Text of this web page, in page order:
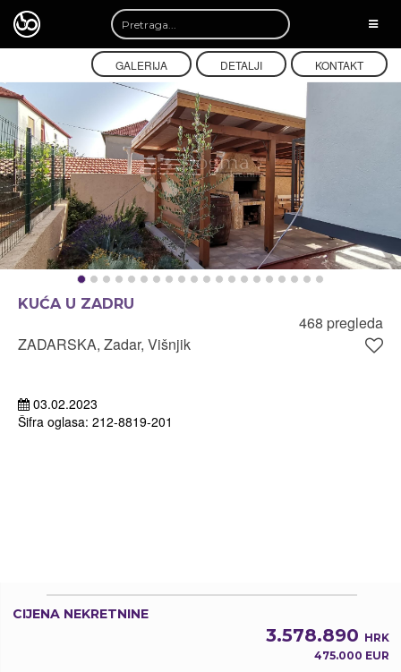
GALERIJA DETALJI KONTAKT
KUĆA U ZADRU
468 pregleda
ZADARSKA, Zadar, Višnjik
03.02.2023
Šifra oglasa: 212-8819-201
CIJENA NEKRETNINE
3.578.890 HRK
475.000 EUR